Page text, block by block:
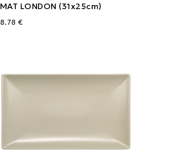
ΜΑΤ LONDON (31x25cm)
8.78 €